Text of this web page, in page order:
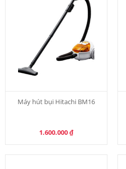
Máy hút bụi Hitachi BM16
1.600.000₫